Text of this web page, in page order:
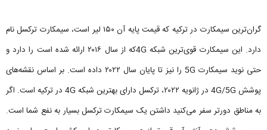
گران‌ترین سیمکارت در ترکیه که قیمت پایه آن ۱۵۰ لیر است، سیمکارت ترکسل نام
دارد. این سیمکارت قوی‌ترین شبکه 4Gکه از سال ۲۰۱۶ ارائه شده است را دارد و
حتی نوید سیمکارت 5G را نیز تا پایان سال ۲۰۲۲ داده‌ است. بر اساس نقشه‌های
پوشش 4G/5G در ژانویه ۲۰۲۲، ترکسل دارای بهترین شبکه 4G در ترکیه است. اگر
به مناطق دورتر سفر می‌کنید داشتن یک سیمکارت ترکسل بسیار به نفع شما است.